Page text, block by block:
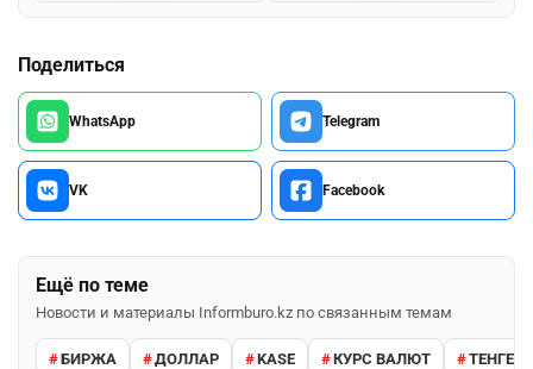
Поделиться
WhatsApp Telegram
VK Facebook
Ещё по теме
Новости и материалы Informburo.kz по связанным темам
БИРЖА ДОЛЛАР KASE КУРС ВАЛЮТ ТЕНГЕ